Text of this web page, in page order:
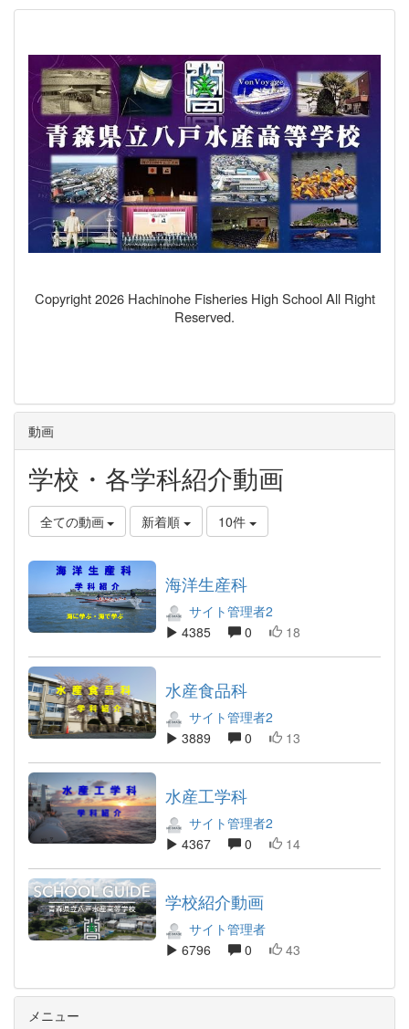
Copyright 2026 Hachinohe Fisheries High School All Right
Reserved.
動画
学校・各学科紹介動画
全ての動画 新着順 10件
海洋生産科
サイト管理者2
4385
0 18
水産食品科
サイト管理者2
3889
0 13
水産工学科
サイト管理者2
4367
0 14
学校紹介動画
サイト管理者
6796
0 43
メニュー